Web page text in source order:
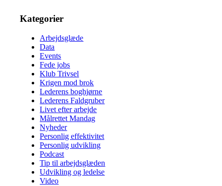
Kategorier
Arbejdsglæde
Data
Events
Fede jobs
Klub Trivsel
Krigen mod brok
Lederens boghjørne
Lederens Faldgruber
Livet efter arbejde
Målrettet Mandag
Nyheder
Personlig effektivitet
Personlig udvikling
Podcast
Tip til arbejdsglæden
Udvikling og ledelse
Video